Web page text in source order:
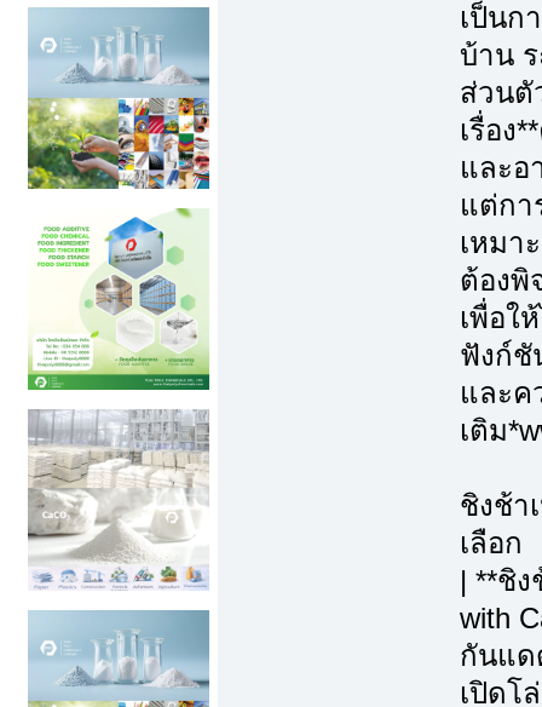
เป็นก
บ้าน
ส่วนตั
เรื่อง
และอ
แต่กา
เหมา
ต้องพิ
เพื่อใ
ฟังก์ชั
และค
เติม
ชิงช้า
เลือก
| **ชิง
with
กันแด
เปิดโ